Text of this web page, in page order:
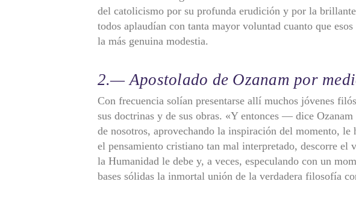
del catolicismo por su profunda erudición y por la
todos aplaudían con tanta mayor voluntad cuanto que
la más genuina modestia.
2.— Apostolado de Ozanam por
Con frecuencia solían presentarse allí muchos jóvenes
sus doctrinas y de sus obras. «Y entonces — dice
de nosotros, aprovechando la inspiración del momento, le
el pensamiento cristiano tan mal interpretado, descorre el
la Humanidad le debe y, a veces, especulando con un
bases sólidas la inmortal unión de la verdadera filosofía